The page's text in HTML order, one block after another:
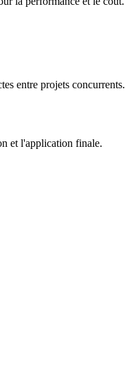
entre projets concurrents.
et l'application finale.